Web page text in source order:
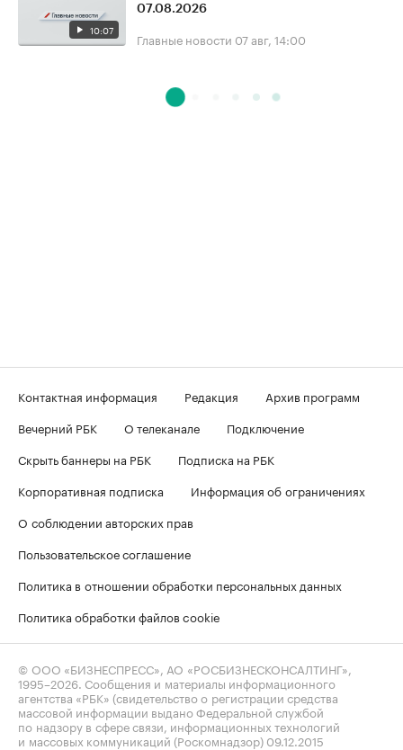
10:07
07.08.2026
Главные новости 07 авг, 14:00
Контактная информация Редакция
Архив программ
Вечерний РБК
О телеканале
Подключение
Скрыть баннеры на РБК
Подписка на РБК
Корпоративная подписка
Информация об ограничениях
О соблюдении авторских прав
Пользовательское соглашение
Политика в отношении обработки персональных данных
Политика обработки файлов cookie
© ООО «БИЗНЕСПРЕСС», АО «РОСБИЗНЕСКОНСАЛТИНГ»,
1995–2026 . Сообщения и материалы информационного
агентства «РБК» (свидетельство о регистрации средства
массовой информации выдано Федеральной службой
по надзору в сфере связи, информационных технологий
и массовых коммуникаций (Роскомнадзор) 09.12.2015